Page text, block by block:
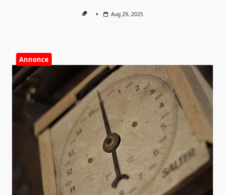
Aug 29, 2025
Annonce